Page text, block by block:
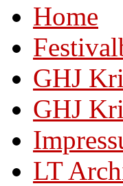
Home
GHJ
GHJ
LT